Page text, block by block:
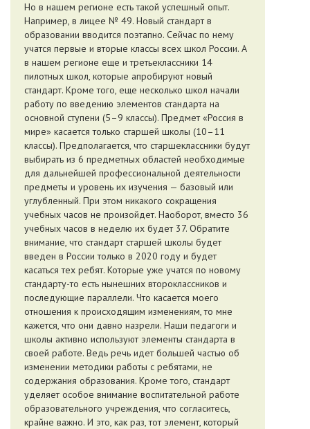
Но в нашем регионе есть такой успешный опыт.
Например, в лицее № 49. Новый стандарт в
образовании вводится поэтапно. Сейчас по нему
учатся первые и вторые классы всех школ России. А
в нашем регионе еще и третьеклассники 14
пилотных школ, которые апробируют новый
стандарт. Кроме того, еще несколько школ начали
работу по введению элементов стандарта на
основной ступени (5–9 классы). Предмет «Россия в
мире» касается только старшей школы (10–11
классы). Предполагается, что старшеклассники будут
выбирать из 6 предметных областей необходимые
для дальнейшей профессиональной деятельности
предметы и уровень их изучения — базовый или
углубленный. При этом никакого сокращения
учебных часов не произойдет. Наоборот, вместо 36
учебных часов в неделю их будет 37. Обратите
внимание, что стандарт старшей школы будет
введен в России только в 2020 году и будет
касаться тех ребят. Которые уже учатся по новому
стандарту-то есть нынешних второклассников и
последующие параллели. Что касается моего
отношения к происходящим изменениям, то мне
кажется, что они давно назрели. Наши педагоги и
школы активно используют элементы стандарта в
своей работе. Ведь речь идет большей частью об
изменении методики работы с ребятами, не
содержания образования. Кроме того, стандарт
уделяет особое внимание воспитательной работе
образовательного учреждения, что согласитесь,
крайне важно. И это, как раз, тот элемент, который